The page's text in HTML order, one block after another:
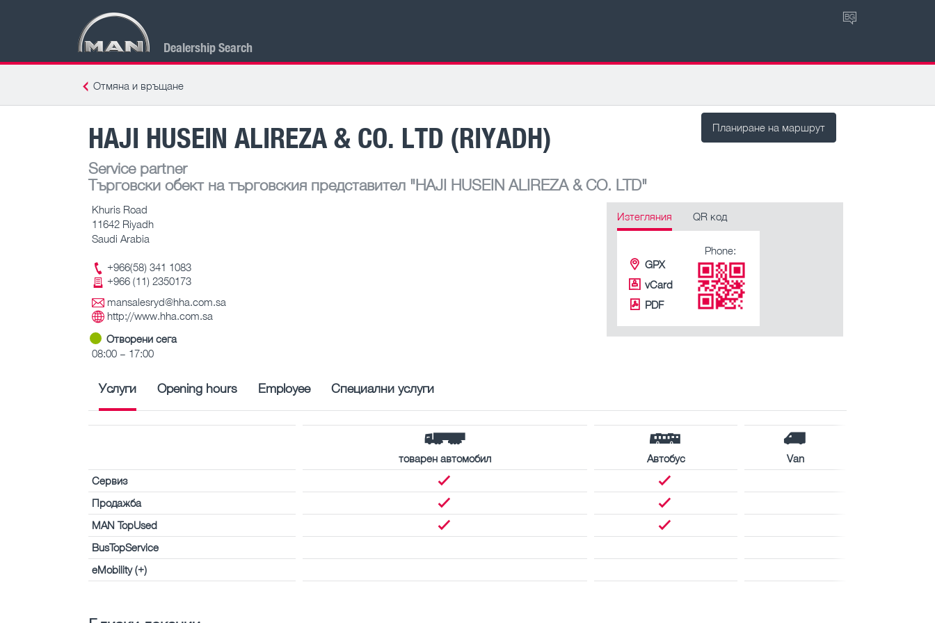
Dealership Search
BG
Отмяна и връщане
Планиране на маршрут
HAJI HUSEIN ALIREZA & CO. LTD (RIYADH)
Service partner
Търговски обект на търговския представител "HAJI HUSEIN ALIREZA & CO. LTD"
Khuris Road
11642 Riyadh
Saudi Arabia
+966(58) 341 1083
+966 (11) 2350173
mansalesryd@hha.com.sa
http://www.hha.com.sa
Отворени сега
08:00 – 17:00
Изтегляния QR код
GPX
vCard
PDF
Phone:
Услуги Opening hours Employee Специални услуги
товарен автомобил Автобус
Van
Сервиз
Продажба
MAN TopUsed
BusTopService
eMobility (+)